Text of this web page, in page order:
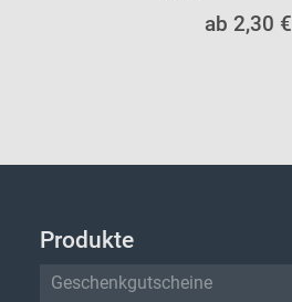
ab 2,30 €
Produkte
Geschenkgutscheine